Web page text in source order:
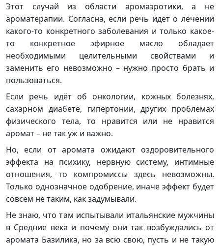
Этот случай из области аромаэротики, а не
ароматерапии. Согласна, если речь идёт о лечении
какого-то конкретного заболевания и только какое-
то конкретное эфирное масло обладает
необходимыми целительными свойствами и
заменить его невозможно – нужно просто брать и
пользоваться.
Если речь идёт об онкологии, кожных болезнях,
сахарном диабете, гипертонии, других проблемах
физического тела, то нравится или не нравится
аромат – не так уж и важно.
Но, если от аромата ожидают оздоровительного
эффекта на психику, нервную систему, интимные
отношения, то компромиссы здесь невозможны.
Только однозначное одобрение, иначе эффект будет
совсем не таким, как задумывали.
Не знаю, что там испытывали итальянские мужчины
в Средние века и почему они так возбуждались от
аромата Базилика, но за всю свою, пусть и не такую